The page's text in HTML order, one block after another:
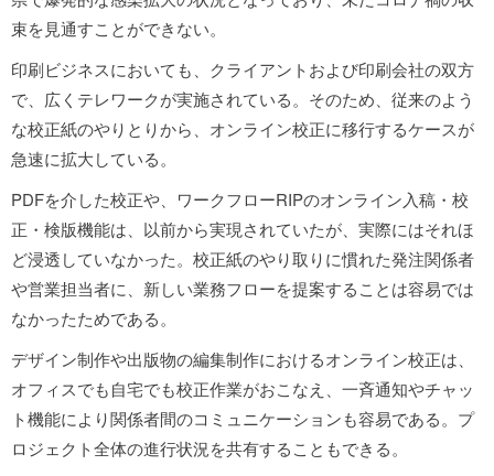
束を見通すことができない。
印刷ビジネスにおいても、クライアントおよび印刷会社の双方
で、広くテレワークが実施されている。そのため、従来のよう
な校正紙のやりとりから、オンライン校正に移行するケースが
急速に拡大している。
PDFを介した校正や、ワークフローRIPのオンライン入稿・校
正・検版機能は、以前から実現されていたが、実際にはそれほ
ど浸透していなかった。校正紙のやり取りに慣れた発注関係者
や営業担当者に、新しい業務フローを提案することは容易では
なかったためである。
デザイン制作や出版物の編集制作におけるオンライン校正は、
オフィスでも自宅でも校正作業がおこなえ、一斉通知やチャッ
ト機能により関係者間のコミュニケーションも容易である。プ
ロジェクト全体の進行状況を共有することもできる。